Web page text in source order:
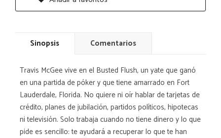
Sinopsis Comentarios
Travis McGee vive en el Busted Flush, un yate que ganó
en una partida de póker y que tiene amarrado en Fort
Lauderdale, Florida. No quiere ni oír hablar de tarjetas de
crédito, planes de jubilación, partidos políticos, hipotecas
ni televisión. Solo trabaja cuando no tiene dinero y lo que
pide es sencillo: te ayudará a recuperar lo que te han